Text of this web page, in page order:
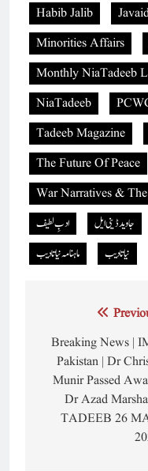
Habib Jalib
Minorities Affairs
Monthly NiaTadeeb
NiaTadeeb
Tadeeb Magazine
The Future Of Peace
War Narratives &
ادبِ لطیف
جاوید ڈینی ایل
ماہنامہ نیاتادیب
نیا تادیب
navigation
Breaking News |
Pakistan | Dr
Munir Passed
Dr Azad
TADEEB 26